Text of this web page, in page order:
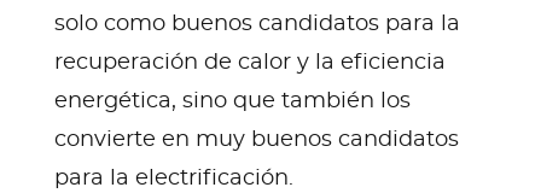
solo como buenos candidatos para la
recuperación de calor y la eficiencia
energética, sino que también los
convierte en muy buenos candidatos
para la electrificación.